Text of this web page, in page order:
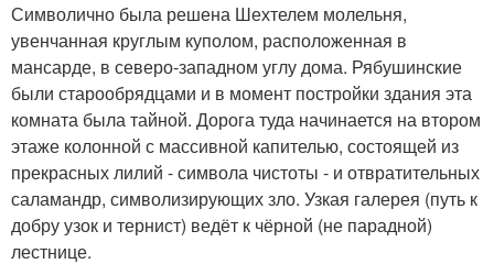
Символично была решена Шехтелем молельня,
увенчанная круглым куполом, расположенная в
мансарде, в северо-западном углу дома. Рябушинские
были старообрядцами и в момент постройки здания эта
комната была тайной. Дорога туда начинается на втором
этаже колонной с массивной капителью, состоящей из
прекрасных лилий - символа чистоты - и отвратительных
саламандр, символизирующих зло. Узкая галерея (путь к
добру узок и тернист) ведёт к чёрной (не парадной)
лестнице.